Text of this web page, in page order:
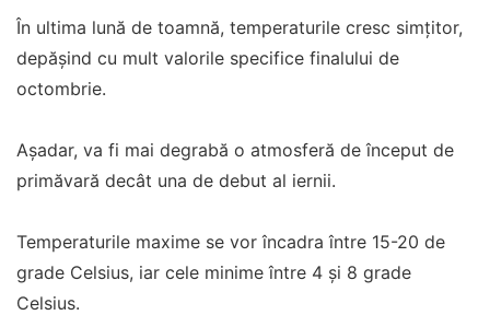
În ultima lună de toamnă, temperaturile cresc simțitor,
depășind cu mult valorile specifice finalului de
octombrie.
Așadar, va fi mai degrabă o atmosferă de început de
primăvară decât una de debut al iernii.
Temperaturile maxime se vor încadra între 15-20 de
grade Celsius, iar cele minime între 4 și 8 grade
Celsius.